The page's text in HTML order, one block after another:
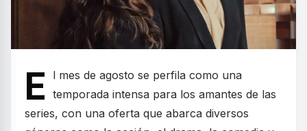
E
l mes de agosto se perfila como una
temporada intensa para los amantes de las
series, con una oferta que abarca diversos